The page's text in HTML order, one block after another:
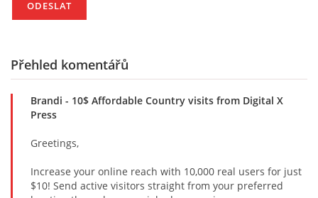
BÁSNĚ K TÉMATU ZIMA
POHYBOVÉ AKTIVITY NA TÉMA ZIMA
VZDĚLÁVACÍ PLÁN OD ZÁŘÍ DO ČERVNA
Přehled komentářů
Brandi - 10$ Affordable Country visits from Digital X
Press
Greetings,
Increase your online reach with 10,000 real users for just
$10! Send active visitors straight from your preferred